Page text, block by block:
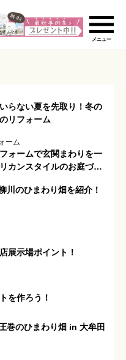
れ
声
ログ
らない夏を先取り！冬の
リフォーム
ーム
ォームで玄関まわりを一
カンスタイルのお庭づく
川のひまわり畑を紹介！
展示場ポイント！
を作ろう！
巻のひまわり畑 in 大牟田